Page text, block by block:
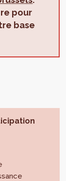
pour
base